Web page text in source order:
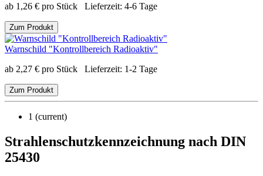
ab 1,26 € pro Stück Lieferzeit: 4-6 Tage
Zum Produkt
Warnschild "Kontrollbereich Radioaktiv"
ab 2,27 € pro Stück Lieferzeit: 1-2 Tage
Zum Produkt
1 (current)
Strahlenschutzkennzeichnung nach DIN
25430